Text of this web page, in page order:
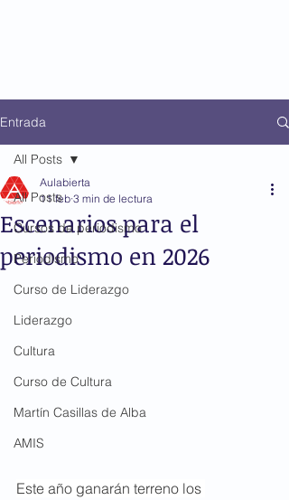
Entrada
All Posts
Cursos de periodismo
Periodismo
Curso de Liderazgo
Liderazgo
Cultura
Curso de Cultura
Martín Casillas de Alba
AMIS
All Posts
Escenarios para el
periodismo en 2026
Aulabierta
11 feb 3 min de lectura
Este año ganarán terreno los